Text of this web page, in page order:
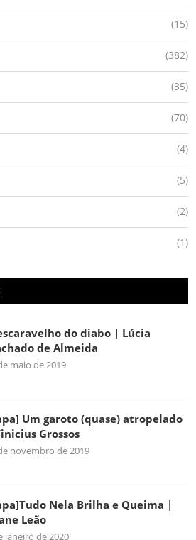
(15)
(382)
(35)
(70)
(4)
(5)
(2)
(1)
do diabo | Lúcia
de Almeida
maio de 2019
Um garoto (quase) atropelado
Grossos
novembro de 2019
Nela Brilha e Queima |
Leão
janeiro de 2020